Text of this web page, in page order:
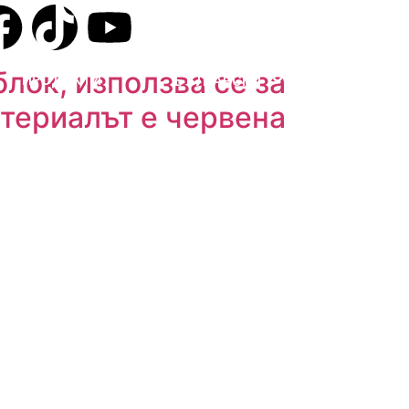
ПРОДУКТИ БЪЛГАРСКИ
използва се за
е червена